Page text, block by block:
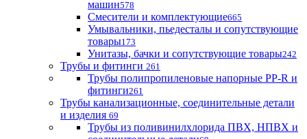
машин578
Смесители и комплектующие665
Умывальники, пьедесталы и сопутствующие
товары173
Унитазы, бачки и сопутствующие товары242
Трубы и фитинги 261
Трубы полипропиленовые напорные PP-R и
фитинги261
Трубы канализационные, соединительные детали
и изделия 69
Трубы из поливинилхлорида ПВХ, НПВХ и